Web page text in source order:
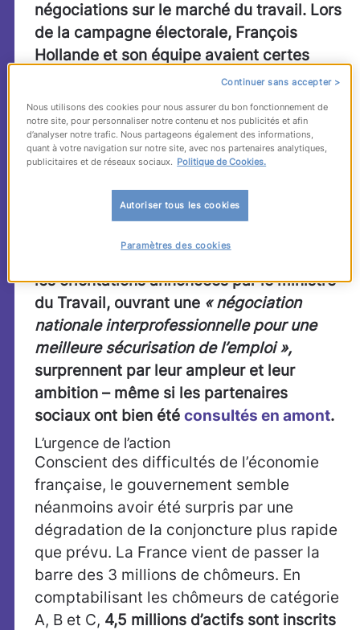
négociations sur le marché du travail. Lors
de la campagne électorale, François
Hollande et son équipe avaient certes
fréquemment évoqué la nécessité de
revoir certaines règles du code de travail
(lutte contre la « précarité », obligation de
retrouver un repreneur en cas de
fermeture de site rentable, etc.) ; la
grande conférence sociale de juillet
par la suite ouvert un nombre important
les orientations annoncées par le ministre
du Travail, ouvrant une « négociation
nationale interprofessionnelle pour une
meilleure sécurisation de l’emploi »,
surprennent par leur ampleur et leur
ambition – même si les partenaires
sociaux ont bien été consultés en amont.
L’urgence de l’action
Conscient des difficultés de l’économie
française, le gouvernement semble
néanmoins avoir été surpris par une
dégradation de la conjoncture plus rapide
que prévu. La France vient de passer la
barre des 3 millions de chômeurs. En
comptabilisant les chômeurs de catégorie
A, B et C, 4,5 millions d’actifs sont inscrits
Continuer sans accepter >
Nous utilisons des cookies pour nous assurer du bon fonctionnement de
notre site, pour personnaliser notre contenu et nos publicités et afin
d’analyser notre trafic. Nous partageons également des informations,
quant à votre navigation sur notre site, avec nos partenaires analytiques,
publicitaires et de réseaux sociaux. Politique de Cookies.
Autoriser tous les cookies
Paramètres des cookies